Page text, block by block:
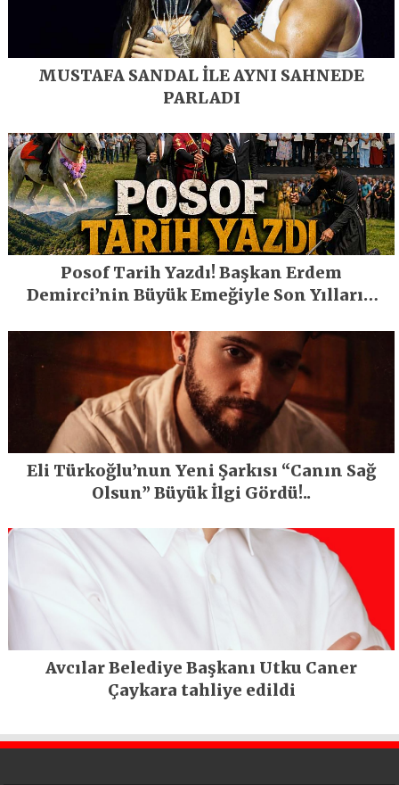
MUSTAFA SANDAL İLE AYNI SAHNEDE
PARLADI
Posof Tarih Yazdı! Başkan Erdem
Demirci’nin Büyük Emeğiyle Son Yılların
Eli Türkoğlu’nun Yeni Şarkısı “Canın Sağ
Olsun” Büyük İlgi Gördü!..
Avcılar Belediye Başkanı Utku Caner
Çaykara tahliye edildi